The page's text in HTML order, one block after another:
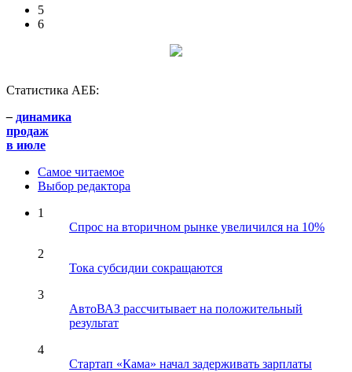
5
6
Статистика АЕБ:
– динамика
продаж
в июле
Самое читаемое
Выбор редактора
1
Спрос на вторичном рынке увеличился на 10%
2
Тока субсидии сокращаются
3
АвтоВАЗ рассчитывает на положительный
результат
4
Стартап «Кама» начал задерживать зарплаты